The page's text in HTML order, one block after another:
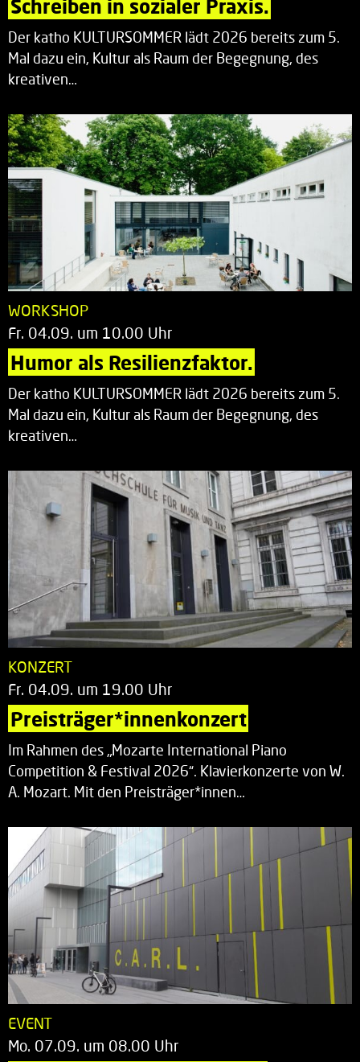
Schreiben in sozialer Praxis.
Der katho KULTURSOMMER lädt 2026 bereits zum 5.
Mal dazu ein, Kultur als Raum der Begegnung, des
kreativen…
WORKSHOP
Fr. 04.09. um 10.00 Uhr
Humor als Resilienzfaktor.
Der katho KULTURSOMMER lädt 2026 bereits zum 5.
Mal dazu ein, Kultur als Raum der Begegnung, des
kreativen…
KONZERT
Fr. 04.09. um 19.00 Uhr
Preisträger*innenkonzert
Im Rahmen des „Mozarte International Piano
Competition & Festival 2026“. Klavierkonzerte von W.
A. Mozart. Mit den Preisträger*innen…
EVENT
Mo. 07.09. um 08.00 Uhr